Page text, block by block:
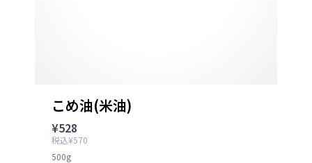
こめ油(米油)
¥528
税込¥570
500g